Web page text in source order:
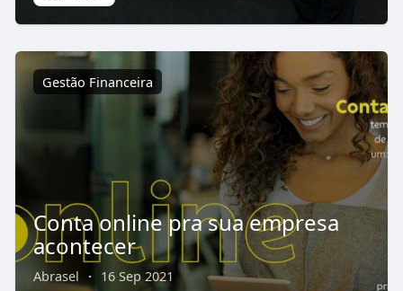
Gestão Financeira
Conta online pra sua empresa
acontecer
Abrasel · 16 Sep 2021